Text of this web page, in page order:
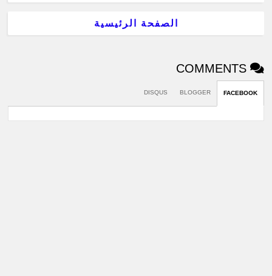
الصفحة الرئيسية
COMMENTS
FACEBOOK
BLOGGER
DISQUS